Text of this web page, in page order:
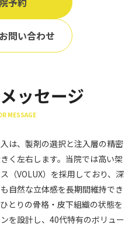
京
古屋
岡
問い合わせ
ッセージ
MESSAGE
は、製剤の選択と注入層の精密
く左右します。当院では高い架
（VOLUX）を採用しており、深
自然な立体感を長期間維持でき
とりの骨格・皮下組織の状態を
を設計し、40代特有のボリュー